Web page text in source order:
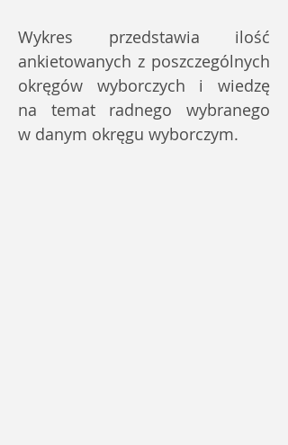
Wykres przedstawia ilość
ankietowanych z poszczególnych
okręgów wyborczych i wiedzę
na temat radnego wybranego
w danym okręgu wyborczym.